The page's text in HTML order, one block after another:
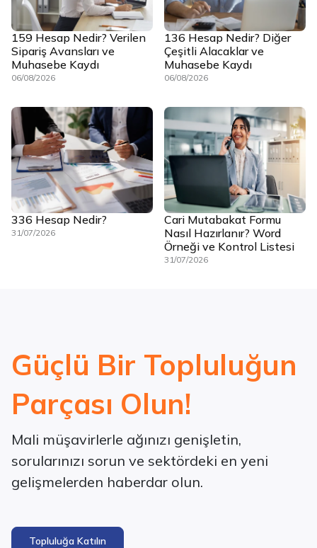
159 Hesap Nedir? Verilen
Sipariş Avansları ve
Muhasebe Kaydı
06/08/2026
136 Hesap Nedir? Diğer
Çeşitli Alacaklar ve
Muhasebe Kaydı
06/08/2026
336 Hesap Nedir?
31/07/2026
Cari Mutabakat Formu
Nasıl Hazırlanır? Word
Örneği ve Kontrol Listesi
31/07/2026
Güçlü Bir Topluluğun
Parçası Olun!
Mali müşavirlerle ağınızı genişletin,
sorularınızı sorun ve sektördeki en yeni
gelişmelerden haberdar olun.
Topluluğa Katılın